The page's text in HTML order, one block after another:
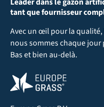
tant que fournisseur
Avec un œil pour la
nous sommes chaque jour
Bas et bien au-delà.